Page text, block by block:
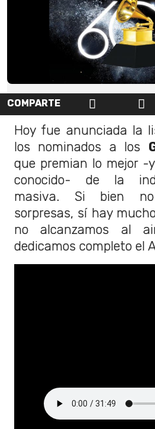
COMPARTE
Hoy fue anunciada la
los nominados a los
que premian lo mejor -
conocido- de la
masiva. Si bien
sorpresas, sí hay
no alcanzamos al
dedicamos completo el